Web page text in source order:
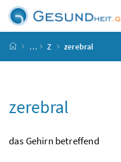
Zum Inhalt
Zum Hauptmenü
Zum Untermenü
Zur Suche
Startseite
… Z zerebral
zerebral
das Gehirn betreffend